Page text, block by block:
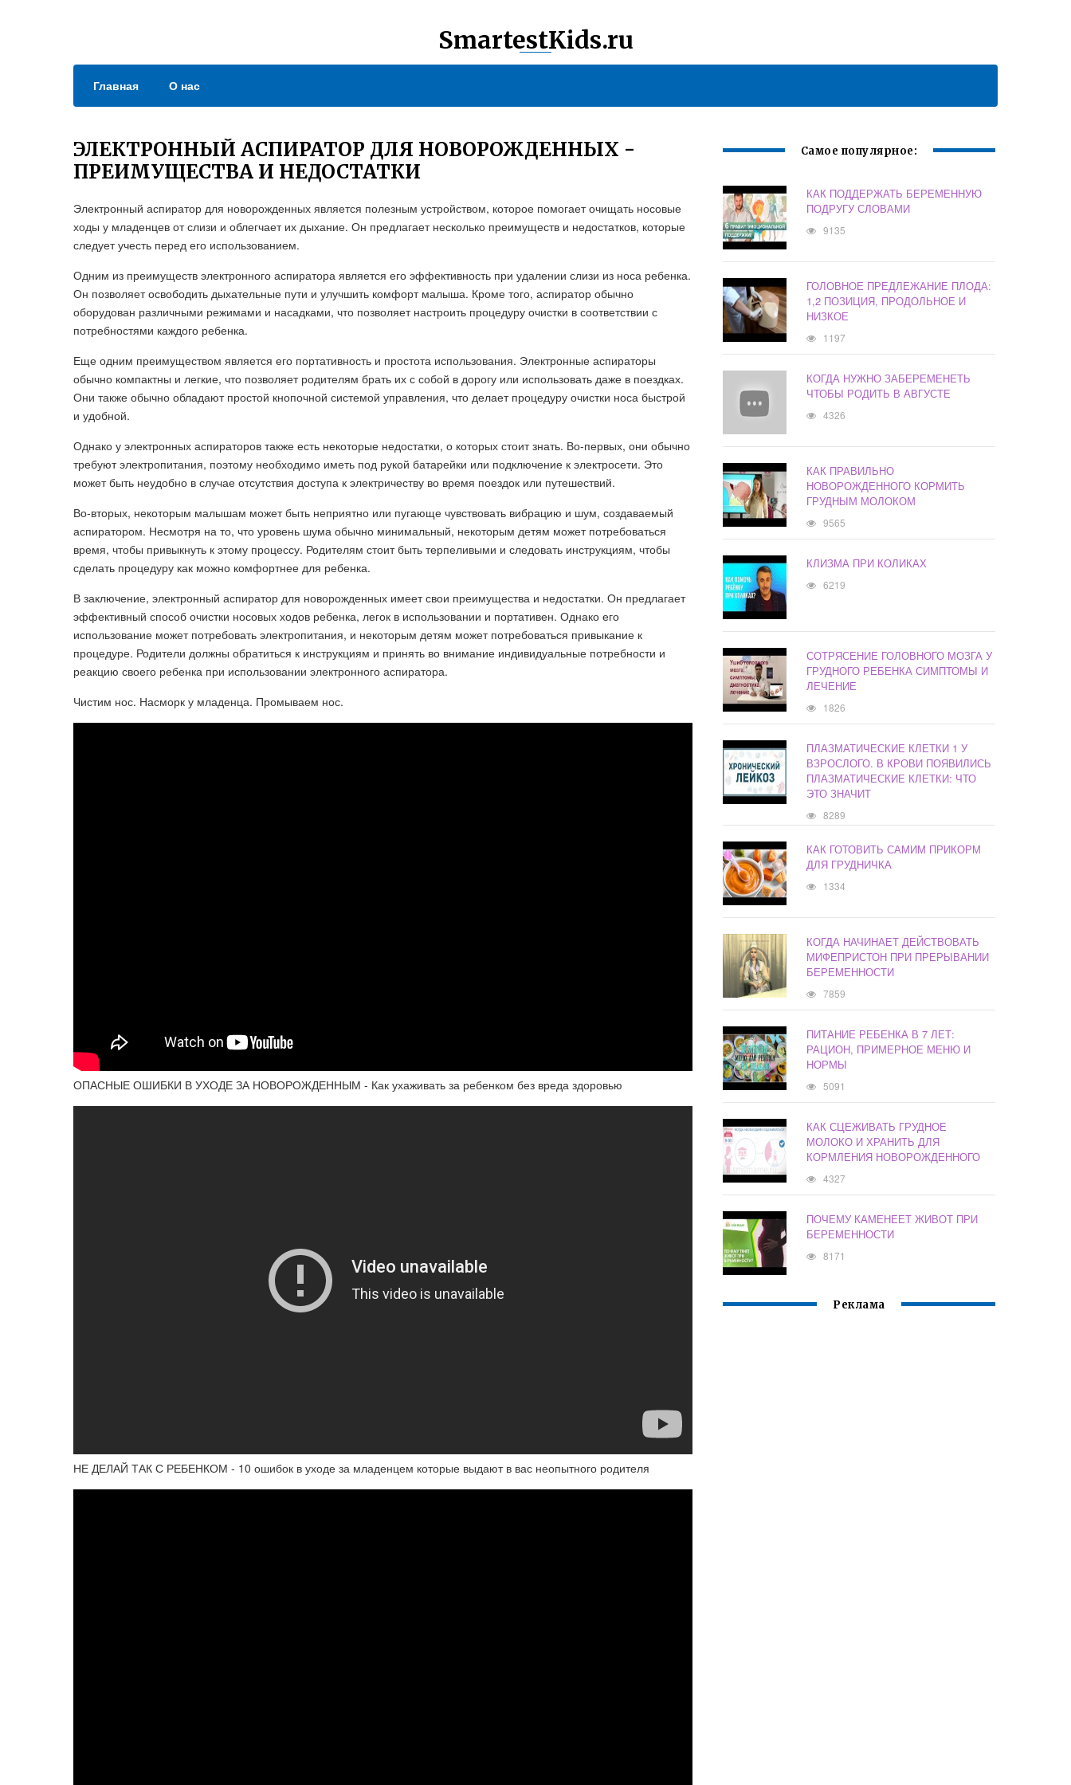
SmartestKids.ru
Главная О нас
ЭЛЕКТРОННЫЙ АСПИРАТОР ДЛЯ НОВОРОЖДЕННЫХ -
ПРЕИМУЩЕСТВА И НЕДОСТАТКИ
Электронный аспиратор для новорожденных является полезным устройством, которое помогает очищать носовые
ходы у младенцев от слизи и облегчает их дыхание. Он предлагает несколько преимуществ и недостатков, которые
следует учесть перед его использованием.
Одним из преимуществ электронного аспиратора является его эффективность при удалении слизи из носа ребенка.
Он позволяет освободить дыхательные пути и улучшить комфорт малыша. Кроме того, аспиратор обычно
оборудован различными режимами и насадками, что позволяет настроить процедуру очистки в соответствии с
потребностями каждого ребенка.
Еще одним преимуществом является его портативность и простота использования. Электронные аспираторы
обычно компактны и легкие, что позволяет родителям брать их с собой в дорогу или использовать даже в поездках.
Они также обычно обладают простой кнопочной системой управления, что делает процедуру очистки носа быстрой
и удобной.
Однако у электронных аспираторов также есть некоторые недостатки, о которых стоит знать. Во-первых, они обычно
требуют электропитания, поэтому необходимо иметь под рукой батарейки или подключение к электросети. Это
может быть неудобно в случае отсутствия доступа к электричеству во время поездок или путешествий.
Во-вторых, некоторым малышам может быть неприятно или пугающе чувствовать вибрацию и шум, создаваемый
аспиратором. Несмотря на то, что уровень шума обычно минимальный, некоторым детям может потребоваться
время, чтобы привыкнуть к этому процессу. Родителям стоит быть терпеливыми и следовать инструкциям, чтобы
сделать процедуру как можно комфортнее для ребенка.
В заключение, электронный аспиратор для новорожденных имеет свои преимущества и недостатки. Он предлагает
эффективный способ очистки носовых ходов ребенка, легок в использовании и портативен. Однако его
использование может потребовать электропитания, и некоторым детям может потребоваться привыкание к
процедуре. Родители должны обратиться к инструкциям и принять во внимание индивидуальные потребности и
реакцию своего ребенка при использовании электронного аспиратора.
Чистим нос. Насморк у младенца. Промываем нос.
ОПАСНЫЕ ОШИБКИ В УХОДЕ ЗА НОВОРОЖДЕННЫМ - Как ухаживать за ребенком без вреда здоровью
НЕ ДЕЛАЙ ТАК С РЕБЕНКОМ - 10 ошибок в уходе за младенцем которые выдают в вас неопытного родителя
Самое популярное:
КАК ПОДДЕРЖАТЬ БЕРЕМЕННУЮ
ПОДРУГУ СЛОВАМИ
9135
ГОЛОВНОЕ ПРЕДЛЕЖАНИЕ ПЛОДА:
1,2 ПОЗИЦИЯ, ПРОДОЛЬНОЕ И
НИЗКОЕ
1197
КОГДА НУЖНО ЗАБЕРЕМЕНЕТЬ
ЧТОБЫ РОДИТЬ В АВГУСТЕ
4326
КАК ПРАВИЛЬНО
НОВОРОЖДЕННОГО КОРМИТЬ
ГРУДНЫМ МОЛОКОМ
9565
КЛИЗМА ПРИ КОЛИКАХ
6219
СОТРЯСЕНИЕ ГОЛОВНОГО МОЗГА У
ГРУДНОГО РЕБЕНКА СИМПТОМЫ И
ЛЕЧЕНИЕ
1826
ПЛАЗМАТИЧЕСКИЕ КЛЕТКИ 1 У
ВЗРОСЛОГО. В КРОВИ ПОЯВИЛИСЬ
ПЛАЗМАТИЧЕСКИЕ КЛЕТКИ: ЧТО
ЭТО ЗНАЧИТ
8289
КАК ГОТОВИТЬ САМИМ ПРИКОРМ
ДЛЯ ГРУДНИЧКА
1334
КОГДА НАЧИНАЕТ ДЕЙСТВОВАТЬ
МИФЕПРИСТОН ПРИ ПРЕРЫВАНИИ
БЕРЕМЕННОСТИ
7859
ПИТАНИЕ РЕБЕНКА В 7 ЛЕТ:
РАЦИОН, ПРИМЕРНОЕ МЕНЮ И
НОРМЫ
5091
КАК СЦЕЖИВАТЬ ГРУДНОЕ
МОЛОКО И ХРАНИТЬ ДЛЯ
КОРМЛЕНИЯ НОВОРОЖДЕННОГО
4327
ПОЧЕМУ КАМЕНЕЕТ ЖИВОТ ПРИ
БЕРЕМЕННОСТИ
8171
Реклама